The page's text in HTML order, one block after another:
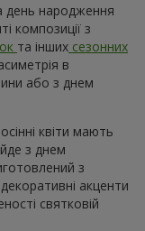
день народження
композиції з
та інших сезонних
в
або з днем
квіти мають
з днем
з
акценти
святковій